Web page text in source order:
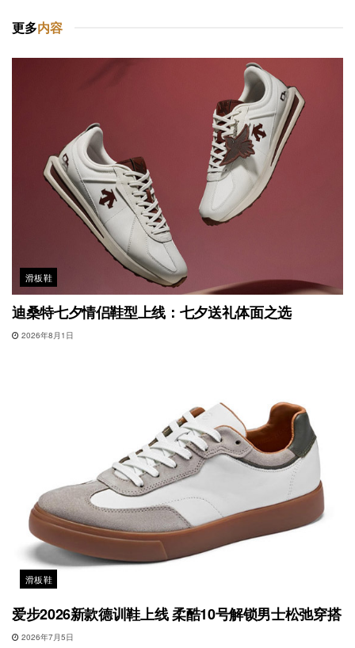
更多内容
滑板鞋
迪桑特七夕情侣鞋型上线：七夕送礼体面之选
2026年8月1日
滑板鞋
爱步2026新款德训鞋上线 柔酷10号解锁男士松弛穿搭
2026年7月5日